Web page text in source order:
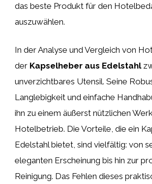
das beste Produkt für den
auszuwählen.
In der Analyse und Vergleich von
der Kapselheber aus Edelstahl
unverzichtbares Utensil. Seine
Langlebigkeit und einfache
ihn zu einem äußerst nützlichen
Hotelbetrieb. Die Vorteile, die ein
Edelstahl bietet, sind vielfältig: von
eleganten Erscheinung bis hin zur
Reinigung. Das Fehlen dieses